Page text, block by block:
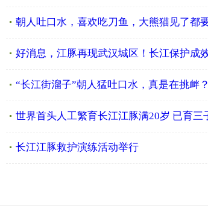
朝人吐口水，喜欢吃刀鱼，大熊猫见了都
好消息，江豚再现武汉城区！长江保护成
“长江街溜子”朝人猛吐口水，真是在挑衅
世界首头人工繁育长江江豚满20岁 已育三
长江江豚救护演练活动举行